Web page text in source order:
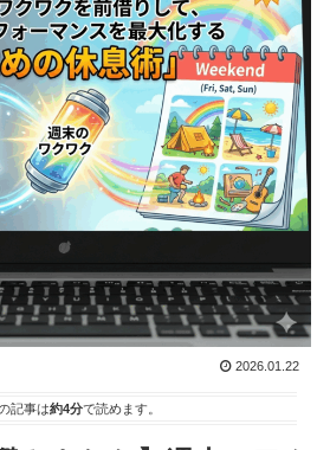
2026.01.22
記事は約4分で読めます。